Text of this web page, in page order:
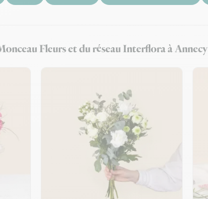
Fleurs et du réseau Interflora à Annecy